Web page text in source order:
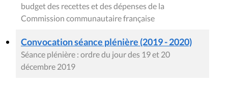
budget des recettes et des dépenses de la
Commission communautaire française
Convocation séance plénière (2019 - 2020)
Séance plénière : ordre du jour des 19 et 20
décembre 2019